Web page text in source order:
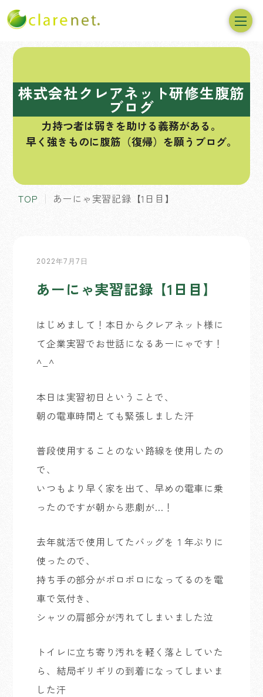
株式会社クレアネット研修生腹筋
ブログ
力持つ者は弱きを助ける義務がある。
早く強きものに腹筋（復帰）を願うブログ。
TOP あーにゃ実習記録【1日目】
2022年7月7日
あーにゃ実習記録【1日目】
はじめまして！本日からクレアネット様に
て企業実習でお世話になるあーにゃです！
^_^
本日は実習初日ということで、
朝の電車時間とても緊張しました汗
普段使用することのない路線を使用したの
で、
いつもより早く家を出て、早めの電車に乗
ったのですが朝から悲劇が…！
去年就活で使用してたバッグを１年ぶりに
使ったので、
持ち手の部分がボロボロになってるのを電
車で気付き、
シャツの肩部分が汚れてしまいました泣
トイレに立ち寄り汚れを軽く落としていた
ら、結局ギリギリの到着になってしまいま
した汗